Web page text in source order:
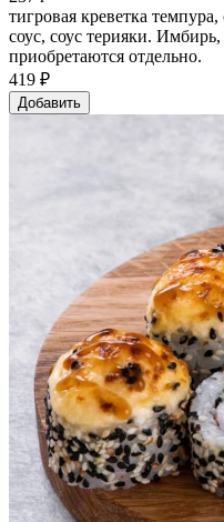
тигровая креветка
соус, соус терияки.
приобретаются отдельно.
419 ₽
Добавить